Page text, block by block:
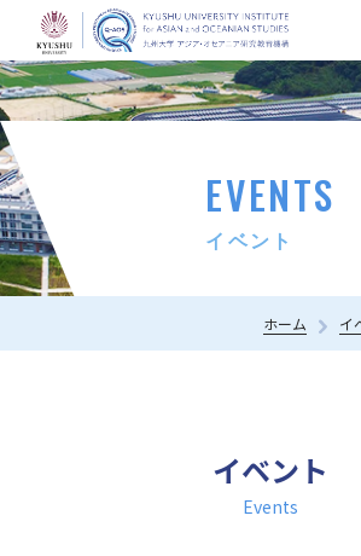
EVENTS
イベント
ホーム イ
イベント
Events